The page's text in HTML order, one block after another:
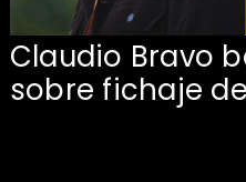
Claudio Bravo
sobre fichaje